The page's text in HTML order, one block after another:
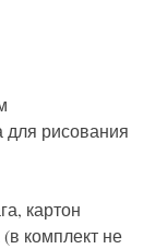
рисования
картон
комплект не